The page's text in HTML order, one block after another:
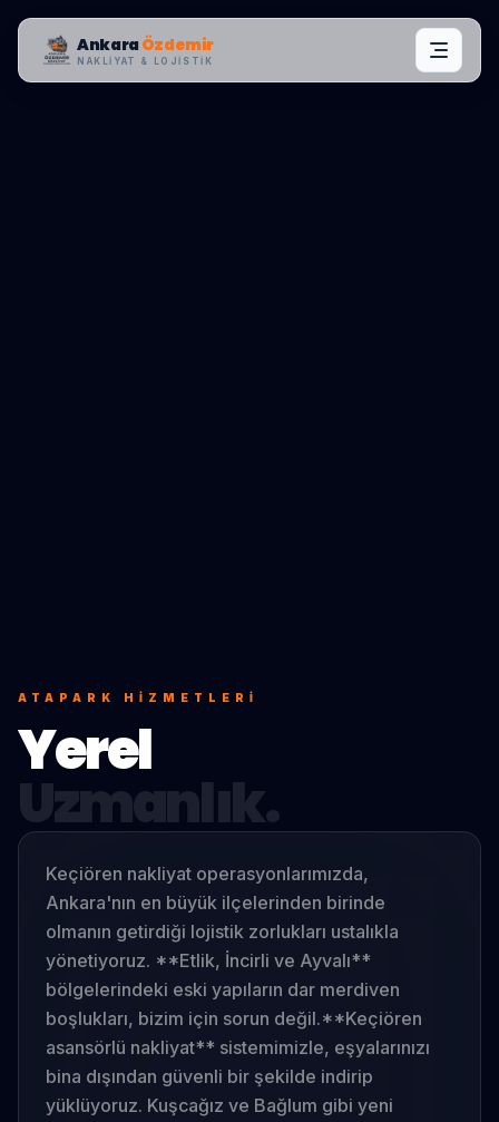
AnkaraÖzdemir
NAKLIYAT & LOJISTIK
ATAPARK HIZMETLERI
Yerel
Uzmanlık.
Keçiören nakliyat operasyonlarımızda,
Ankara'nın en büyük ilçelerinden birinde
olmanın getirdiği lojistik zorlukları ustalıkla
yönetiyoruz. **Etlik, İncirli ve Ayvalı**
bölgelerindeki eski yapıların dar merdiven
boşlukları, bizim için sorun değil.**Keçiören
asansörlü nakliyat** sistemimizle, eşyalarınızı
bina dışından güvenli bir şekilde indirip
yüklüyoruz. Kuşcağız ve Bağlum gibi yeni